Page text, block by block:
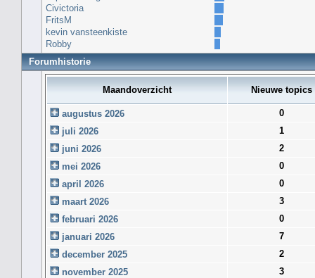
Civictoria
FritsM
kevin vansteenkiste
Robby
Forumhistorie
Maandoverzicht Nieuwe topics
augustus 2026
0
juli 2026
1
juni 2026
2
mei 2026
0
april 2026
0
maart 2026
3
februari 2026
0
januari 2026
7
december 2025
2
november 2025
3